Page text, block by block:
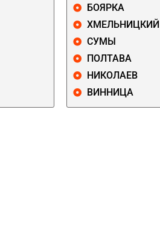
БОЯРКА
ХМЕЛЬНИЦКИЙ
СУМЫ
ПОЛТАВА
НИКОЛАЕВ
ВИННИЦА